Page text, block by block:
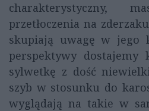
charakterystyczny,
przetłoczenia na
skupiają uwagę w jego
perspektywy dostajemy
sylwetkę z dość
szyb w stosunku do
wyglądają na takie w